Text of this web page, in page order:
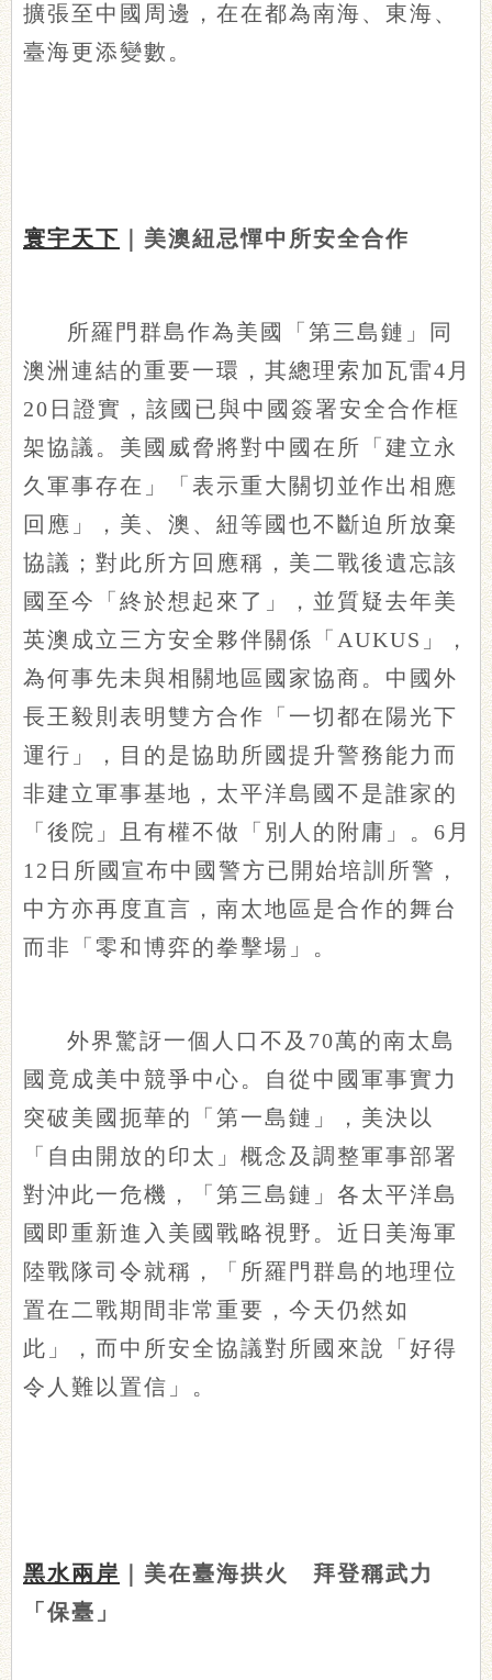
擴張至中國周邊，在在都為南海、東海、
臺海更添變數。
寰宇天下 ｜美澳紐忌憚中所安全合作
所羅門群島作為美國「第三島鏈」同
澳洲連結的重要一環，其總理索加瓦雷4月
20日證實，該國已與中國簽署安全合作框
架協議。美國威脅將對中國在所「建立永
久軍事存在」「表示重大關切並作出相應
回應」，美、澳、紐等國也不斷迫所放棄
協議；對此所方回應稱，美二戰後遺忘該
國至今「終於想起來了」，並質疑去年美
英澳成立三方安全夥伴關係「AUKUS」，
為何事先未與相關地區國家協商。中國外
長王毅則表明雙方合作「一切都在陽光下
運行」，目的是協助所國提升警務能力而
非建立軍事基地，太平洋島國不是誰家的
「後院」且有權不做「別人的附庸」。6月
12日所國宣布中國警方已開始培訓所警，
中方亦再度直言，南太地區是合作的舞台
而非「零和博弈的拳擊場」。
外界驚訝一個人口不及70萬的南太島
國竟成美中競爭中心。自從中國軍事實力
突破美國扼華的「第一島鏈」，美決以
「自由開放的印太」概念及調整軍事部署
對沖此一危機，「第三島鏈」各太平洋島
國即重新進入美國戰略視野。近日美海軍
陸戰隊司令就稱，「所羅門群島的地理位
置在二戰期間非常重要，今天仍然如
此」，而中所安全協議對所國來說「好得
令人難以置信」。
黑水兩岸 ｜美在臺海拱火 拜登稱武力
「保臺」